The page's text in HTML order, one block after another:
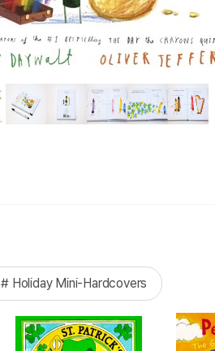
# Holiday Mini-Hardcovers